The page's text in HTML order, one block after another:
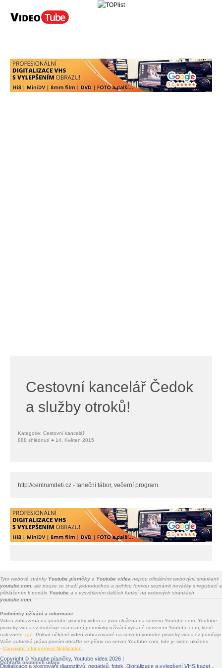
Cestovní kancelář Čedok
a služby otroků!
Kategorie: Cestovní kancelář
888 shlédnutí ● 14. Květen 2015
http://centrumdeti.cz - taneční tábor, večerní program.
Tyto webové stránky Youtube písničky a Youtube videa nejsou oficiálními webovými stránkami
youtube.com , ale pouze se snaží jednoduchou a rychlou formou seznámit nováčky s registrací a
přihlášením k portálu Youtube a s vysvětlením dalších funkcí na webových stránkách
youtube.com.
Podmínky užívání a informace
Videa zobrazená na youtube-pisnicky-videa.cz jsou uložená na serveru Youtube.com. Youtube-
pisnicky-videa.cz dodržuje standartní podmínky užívání vydané serverem Youtube.com, které
naleznete zde . Pokud některé video zobrazované na serveru youtube-pisnicky-videa.cz porušuje
Vaše autorská práva prosím obraťte se přímo na server Youtube.com, kde je video uloženo
- Copyright Infringement Notification
Ochrana osobních údajů
Copyright © Youtube písničky, Youtube videa 2026 |
Digitalizace a skenování diapozitivů, negativů, fotek . Digitalizace a vylepšení VHS kazet.